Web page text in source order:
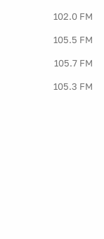
102.0 FM
105.5 FM
105.7 FM
105.3 FM